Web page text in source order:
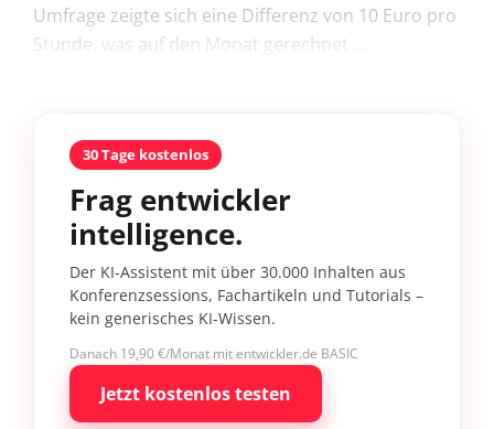
Umfrage zeigte sich eine Differenz von 10 Euro pro
Stunde, was auf den Monat gerechnet ...
30 Tage kostenlos
Frag entwickler
intelligence.
Der KI-Assistent mit über 30.000 Inhalten aus
Konferenzsessions, Fachartikeln und Tutorials –
kein generisches KI-Wissen.
Danach 19,90 €/Monat mit entwickler.de BASIC
Jetzt kostenlos testen